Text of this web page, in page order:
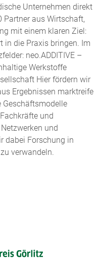
Unternehmen direkt
Partner aus Wirtschaft,
mit einem klaren Ziel:
in die Praxis bringen. Im
neo.ADDITIVE –
Werkstoffe
Hier fördern wir
Ergebnissen marktreife
Geschäftsmodelle
und
und
dabei Forschung in
verwandeln.